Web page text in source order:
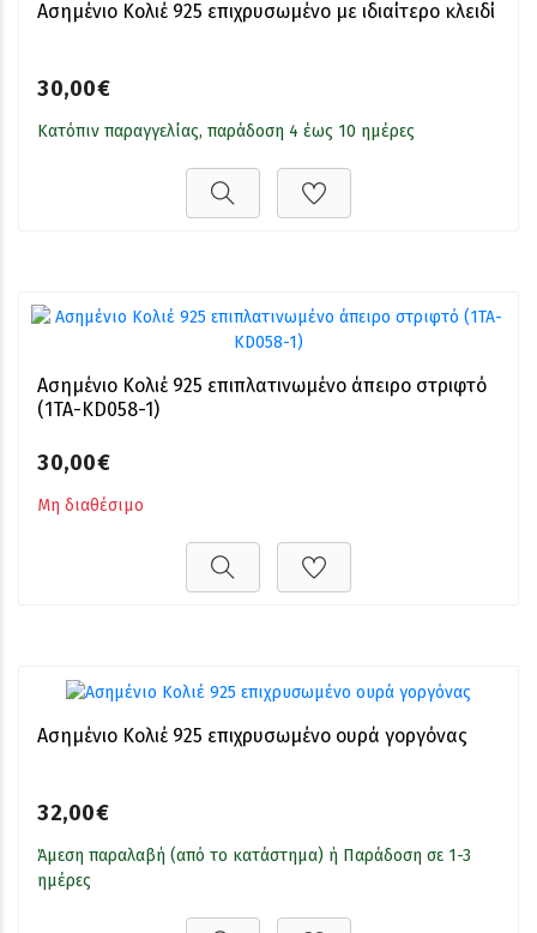
Ασημένιο Κολιέ 925 επιχρυσωμένο με ιδιαίτερο κλειδί
30,00€
Κατόπιν παραγγελίας, παράδοση 4 έως 10 ημέρες
Ασημένιο Κολιέ 925 επιπλατινωμένο άπειρο στριφτό
(1TA-KD058-1)
30,00€
Μη διαθέσιμο
Ασημένιο Κολιέ 925 επιχρυσωμένο ουρά γοργόνας
32,00€
Άμεση παραλαβή (από το κατάστημα) ή Παράδοση σε 1-3
ημέρες